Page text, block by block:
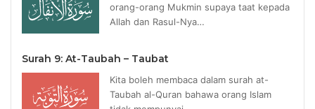
orang-orang Mukmin supaya taat kepada
Allah dan Rasul-Nya…
Surah 9: At-Taubah – Taubat
Kita boleh membaca dalam surah at-
Taubah al-Quran bahawa orang Islam